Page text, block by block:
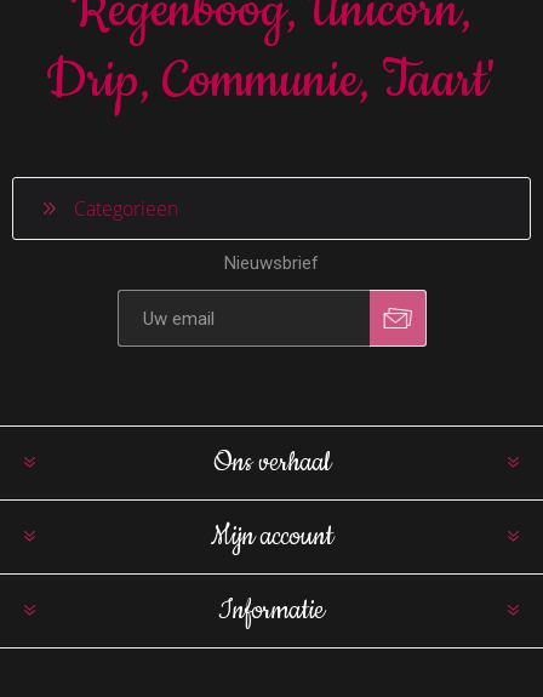
Drip, Communie, Taart'
Categorieen
Nieuwsbrief
Ons verhaal
Mijn account
Informatie